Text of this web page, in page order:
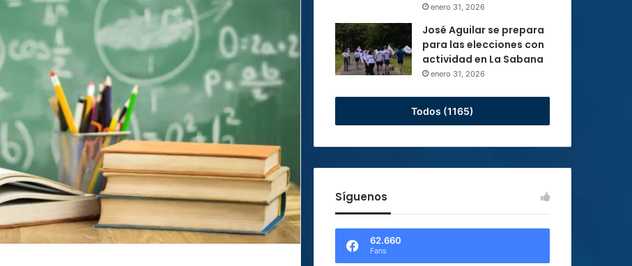
enero 31, 2026
José Aguilar se prepara
para las elecciones con
actividad en La Sabana
enero 31, 2026
Todos (1165)
Síguenos
62.660
Fans